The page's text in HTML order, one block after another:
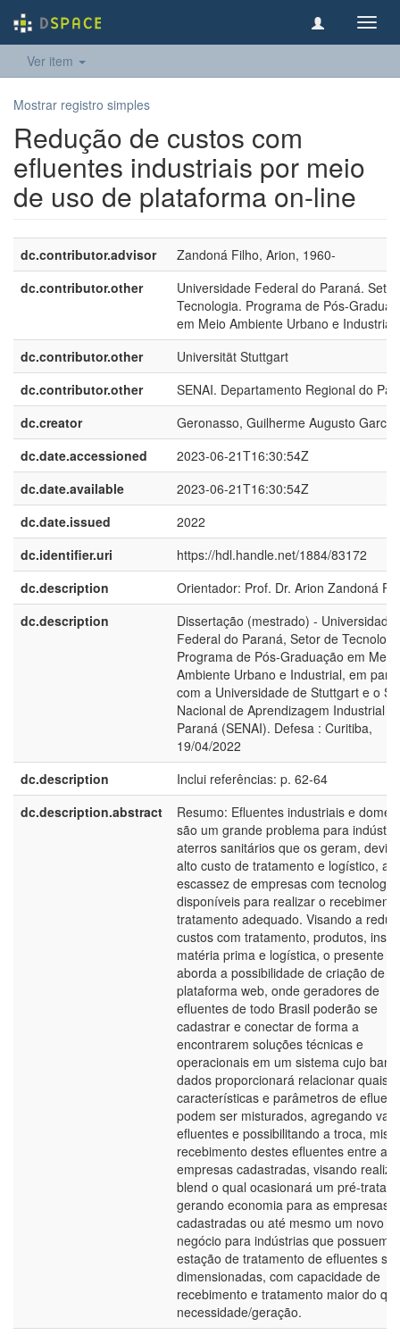
Ver item
Mostrar registro simples
Redução de custos com
efluentes industriais por meio
de uso de plataforma on-line
dc.contributor.advisor
Zandoná Filho, Arion, 1960-
dc.contributor.other
Universidade Federal do Paraná.
Tecnologia. Programa de Pós-
em Meio Ambiente Urbano e Industrial
dc.contributor.other
Universität Stuttgart
dc.contributor.other
SENAI. Departamento Regional do
dc.creator
Geronasso, Guilherme Augusto Garcia
dc.date.accessioned
2023-06-21T16:30:54Z
dc.date.available
2023-06-21T16:30:54Z
dc.date.issued
2022
dc.identifier.uri
https://hdl.handle.net/1884/83172
dc.description
Orientador: Prof. Dr. Arion Zandoná
dc.description
Dissertação (mestrado) - Universidade
Federal do Paraná, Setor de
Programa de Pós-Graduação em Meio
Ambiente Urbano e Industrial, em
com a Universidade de Stuttgart e o
Nacional de Aprendizagem Industrial
Paraná (SENAI). Defesa : Curitiba,
19/04/2022
dc.description
Inclui referências: p. 62-64
dc.description.abstract
Resumo: Efluentes industriais e
são um grande problema para
aterros sanitários que os geram,
alto custo de tratamento e logístico,
escassez de empresas com
disponíveis para realizar o
tratamento adequado. Visando a
custos com tratamento, produtos,
matéria prima e logística, o presente
aborda a possibilidade de criação de
plataforma web, onde geradores de
efluentes de todo Brasil poderão se
cadastrar e conectar de forma a
encontrarem soluções técnicas e
operacionais em um sistema cujo
dados proporcionará relacionar quais
características e parâmetros de
podem ser misturados, agregando
efluentes e possibilitando a troca,
recebimento destes efluentes entre as
empresas cadastradas, visando
blend o qual ocasionará um pré-
gerando economia para as empresas
cadastradas ou até mesmo um novo
negócio para indústrias que possuem
estação de tratamento de efluentes
dimensionadas, com capacidade de
recebimento e tratamento maior do
necessidade/geração.